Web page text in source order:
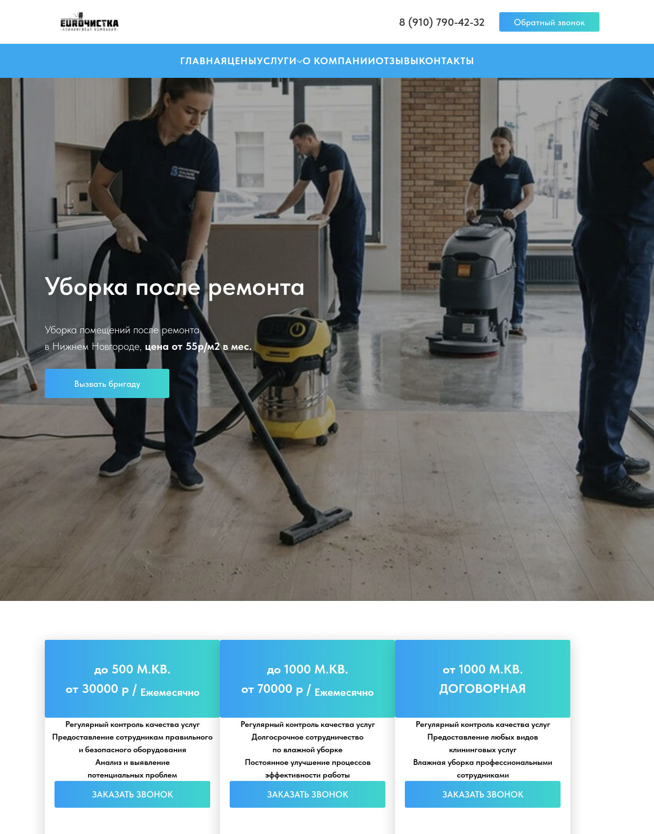
8 (910) 790-42-32 Обратный звонок
ГЛАВНАЯЦЕНЫУСЛУГИ О КОМПАНИИОТЗЫВЫКОНТАКТЫ
Уборка после ремонта
Уборка помещений после ремонта
в Нижнем Новгороде, цена от 55р/м2 в мес.
Вызвать бригаду
до 500 М.КВ.
от 30000 р / Ежемесячно
Регулярный контроль качества услуг
Предоставление сотрудникам правильного
и безопасного оборудования
Анализ и выявление
потенциальных проблем
ЗАКАЗАТЬ ЗВОНОК
до 1000 М.КВ.
от 70000 р / Ежемесячно
Регулярный контроль качества услуг
Долгосрочное сотрудничество
по влажной уборке
Постоянное улучшение процессов
эффективности работы
ЗАКАЗАТЬ ЗВОНОК
от 1000 М.КВ.
ДОГОВОРНАЯ
Регулярный контроль качества услуг
Предоставление любых видов
клининговых услуг
Влажная уборка профессиональными
сотрудниками
ЗАКАЗАТЬ ЗВОНОК